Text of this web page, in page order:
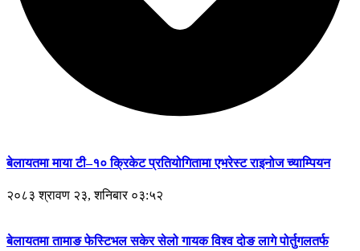
बेलायतमा माया टी–१० क्रिकेट प्रतियोगितामा एभरेस्ट राइनोज च्याम्पियन
२०८३ श्रावण २३, शनिबार ०३:५२
बेलायतमा तामाङ फेस्टिभल सकेर सेलो गायक विश्व दोङ लागे पोर्तुगलतर्फ